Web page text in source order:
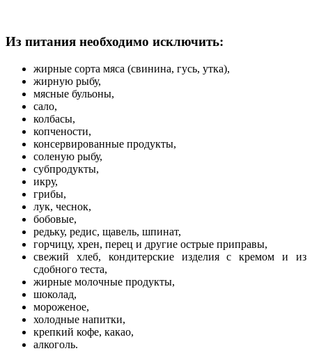
Из питания необходимо исключить:
жирные сорта мяса (свинина, гусь, утка),
жирную рыбу,
мясные бульоны,
сало,
колбасы,
копчености,
консервированные продукты,
соленую рыбу,
субпродукты,
икру,
грибы,
лук, чеснок,
бобовые,
редьку, редис, щавель, шпинат,
горчицу, хрен, перец и другие острые приправы,
свежий хлеб, кондитерские изделия с кремом и из
сдобного теста,
жирные молочные продукты,
шоколад,
мороженое,
холодные напитки,
крепкий кофе, какао,
алкоголь.